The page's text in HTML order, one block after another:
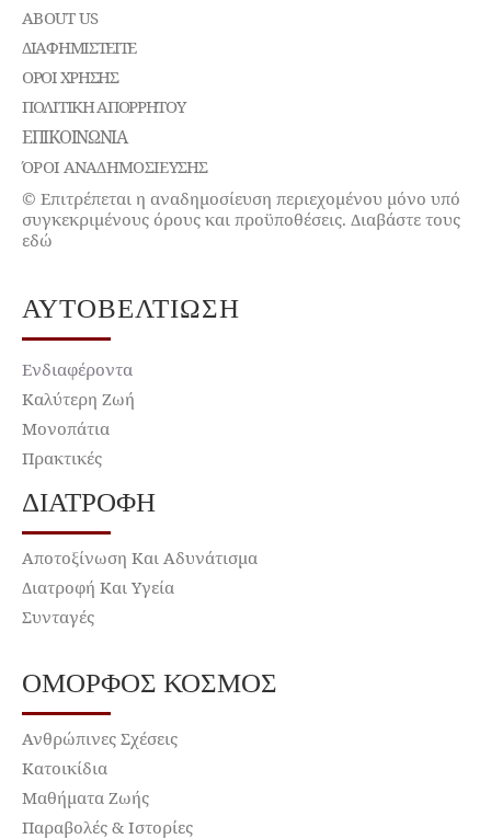
ABOUT US
ΔΙΑΦΗΜΙΣΤΕΊΤΕ
ΌΡΟΙ ΧΡΉΣΗΣ
ΠΟΛΙΤΙΚΉ ΑΠΟΡΡΉΤΟΥ
ΕΠΙΚΟΙΝΩΝΊΑ
ΌΡΟΙ ΑΝΑΔΗΜΟΣΙΕΥΣΗΣ
© Επιτρέπεται η αναδημοσίευση περιεχομένου μόνο υπό
συγκεκριμένους όρους και προϋποθέσεις. Διαβάστε τους
εδώ
ΑΥΤΟΒΕΛΤΊΩΣΗ
Ενδιαφέροντα
Καλύτερη Ζωή
Μονοπάτια
Πρακτικές
ΔΙΑΤΡΟΦΉ
Αποτοξίνωση Και Αδυνάτισμα
Διατροφή Και Υγεία
Συνταγές
ΌΜΟΡΦΟΣ ΚΌΣΜΟΣ
Ανθρώπινες Σχέσεις
Κατοικίδια
Μαθήματα Ζωής
Παραβολές & Ιστορίες